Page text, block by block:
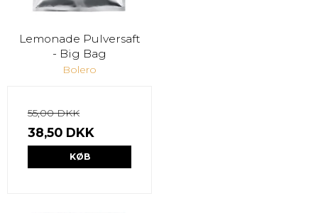
Lemonade Pulversaft
- Big Bag
Bolero
55,00 DKK
38,50 DKK
KØB